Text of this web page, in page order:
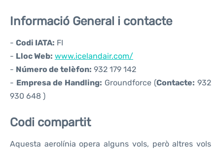
Informació General i contacte
- Codi IATA: FI
- Lloc Web: www.icelandair.com/
- Número de telèfon: 932 179 142
- Empresa de Handling: Groundforce (Contacte: 932
930 648 )
Codi compartit
Aquesta aerolínia opera alguns vols, però altres vols